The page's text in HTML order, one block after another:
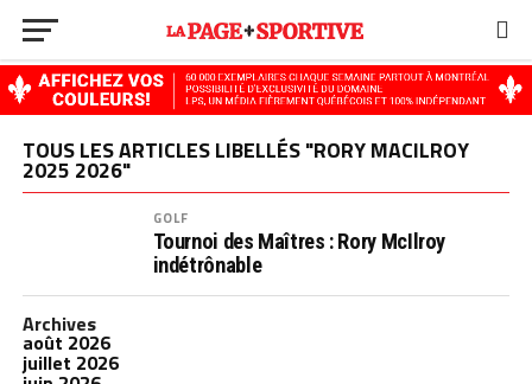
TOUS LES ARTICLES LIBELLÉS "RORY MACILROY
2025 2026"
GOLF
Tournoi des Maîtres : Rory McIlroy
indétrônable
Archives
août 2026
juillet 2026